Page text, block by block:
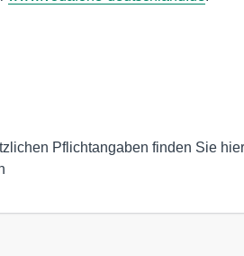
Pflichtangaben finden Sie